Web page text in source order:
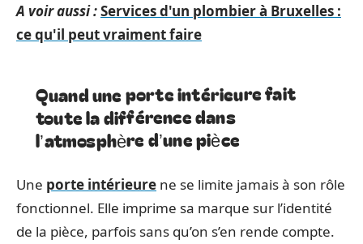
A voir aussi :Services d'un plombier à Bruxelles :
ce qu'il peut vraiment faire
Quand une porte intérieure fait
toute la différence dans
l’atmosphère d’une pièce
Une porte intérieure ne se limite jamais à son rôle
fonctionnel. Elle imprime sa marque sur l’identité
de la pièce, parfois sans qu’on s’en rende compte.